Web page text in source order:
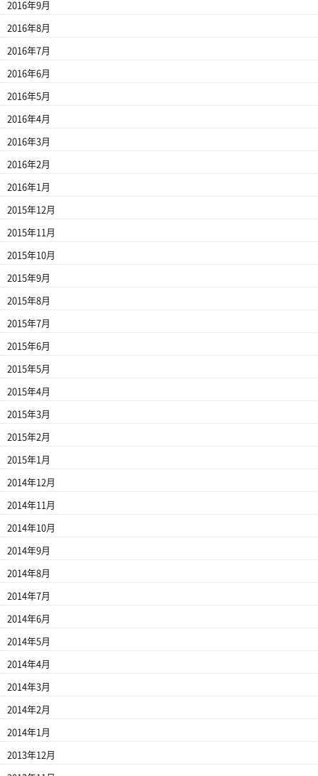
2016年9月
2016年8月
2016年7月
2016年6月
2016年5月
2016年4月
2016年3月
2016年2月
2016年1月
2015年12月
2015年11月
2015年10月
2015年9月
2015年8月
2015年7月
2015年6月
2015年5月
2015年4月
2015年3月
2015年2月
2015年1月
2014年12月
2014年11月
2014年10月
2014年9月
2014年8月
2014年7月
2014年6月
2014年5月
2014年4月
2014年3月
2014年2月
2014年1月
2013年12月